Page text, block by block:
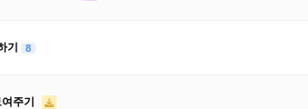
기 8
주기